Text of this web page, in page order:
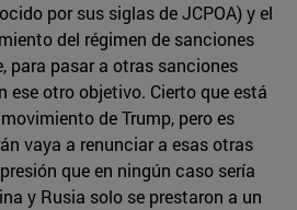
por sus siglas de JCPOA) y el
del régimen de sanciones
para pasar a otras sanciones
ese otro objetivo. Cierto que está
de Trump, pero es
vaya a renunciar a esas otras
que en ningún caso sería
y Rusia solo se prestaron a un